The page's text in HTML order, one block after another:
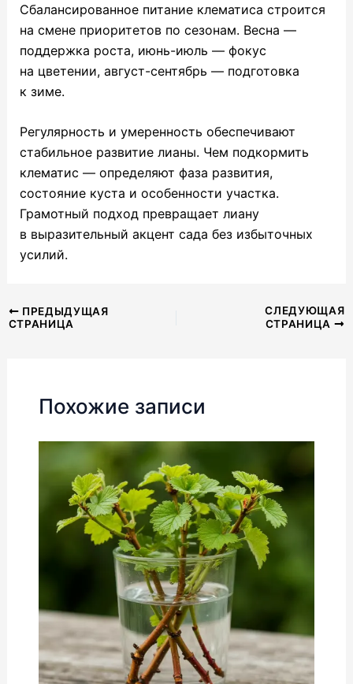
Сбалансированное питание клематиса строится
на смене приоритетов по сезонам. Весна —
поддержка роста, июнь-июль — фокус
на цветении, август-сентябрь — подготовка
к зиме.
Регулярность и умеренность обеспечивают
стабильное развитие лианы. Чем подкормить
клематис — определяют фаза развития,
состояние куста и особенности участка.
Грамотный подход превращает лиану
в выразительный акцент сада без избыточных
усилий.
Навигация
по
ПРЕДЫДУЩАЯ
СТРАНИЦА
СЛЕДУЮЩАЯ
СТРАНИЦА
Похожие записи